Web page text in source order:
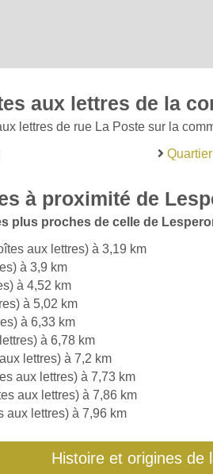
aux lettres de la
lettres de rue La Poste sur la
à proximité de
plus proches de celle de
aux lettres) à 3,19 km
à 3,9 km
à 4,52 km
à 5,02 km
à 6,33 km
à 6,78 km
lettres) à 7,2 km
aux lettres) à 7,73 km
aux lettres) à 7,86 km
aux lettres) à 7,96 km
Histoire et origines de